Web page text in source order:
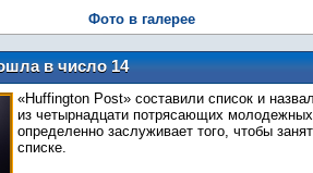
Фото в галерее
в число 14
молодежной
«Huffington Post» составили список и
из четырнадцати потрясающих
определенно заслуживает того, чтобы
списке.